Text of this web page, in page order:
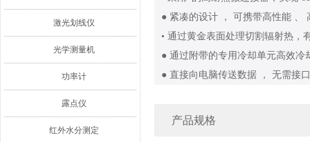
激光划线仪
光学测量机
功率计
露点仪
红外水分测定
● 紧凑的设计 ， 可携带高性能 、
• 通过黄金表面处理切割辐射热，
● 通过附带的专用冷却单元高效冷
● 直接向电脑传送数据 ， 无需接
产品规格